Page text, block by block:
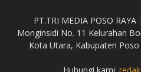
PT.TRI MEDIA POSO
Monginsidi No. 11 Kelurahan
Kota Utara, Kabupaten
Hubungi kami: